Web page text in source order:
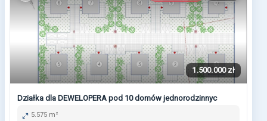
1.500.000 zł
Działka dla DEWELOPERA pod 10 domów jednorodzinnyc
5.575 m²